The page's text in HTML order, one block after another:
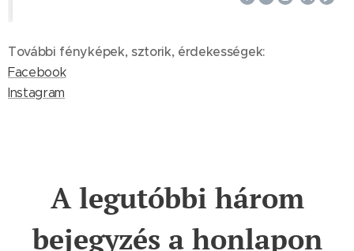
További fényképek, sztorik, érdekességek:
Facebook
Instagram
A legutóbbi három
bejegyzés a honlapon